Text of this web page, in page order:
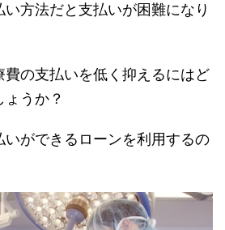
方法だと支払いが困難になり
の支払いを低く抑えるにはど
うか？
いができるローンを利用するの